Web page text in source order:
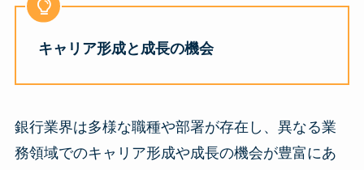
キャリア形成と成長の機会
銀行業界は多様な職種や部署が存在し、異なる業
務領域でのキャリア形成や成長の機会が豊富にあ